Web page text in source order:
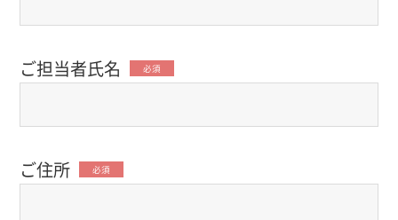
ご担当者氏名 必須
ご住所 必須